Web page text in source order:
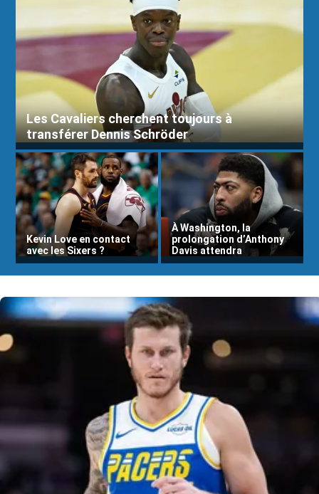
Les Cavaliers cherchent toujours à
transférer Dennis Schröder
Kevin Love en contact
avec les Sixers ?
À Washington, la
prolongation d’Anthony
Davis attendra